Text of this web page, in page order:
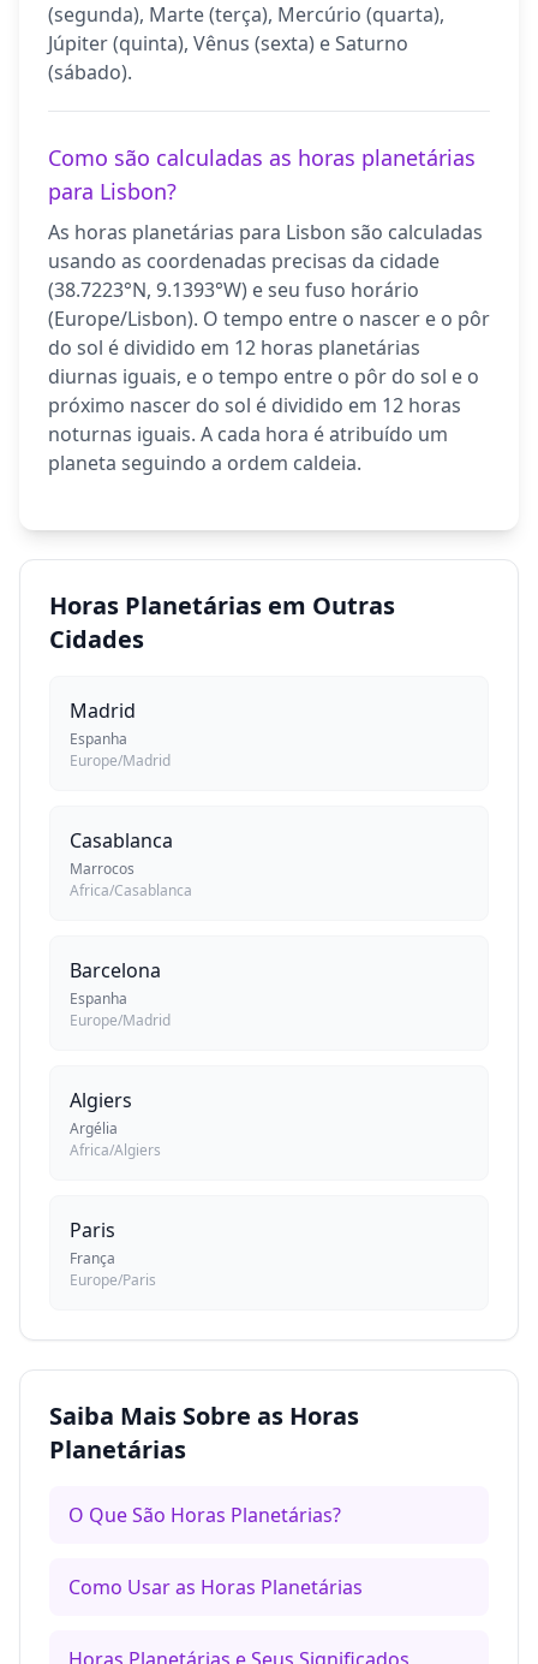
(segunda), Marte (terça), Mercúrio (quarta),
Júpiter (quinta), Vênus (sexta) e Saturno
(sábado).
Como são calculadas as horas planetárias
para Lisbon?
As horas planetárias para Lisbon são calculadas
usando as coordenadas precisas da cidade
(38.7223°N, 9.1393°W) e seu fuso horário
(Europe/Lisbon). O tempo entre o nascer e o pôr
do sol é dividido em 12 horas planetárias
diurnas iguais, e o tempo entre o pôr do sol e o
próximo nascer do sol é dividido em 12 horas
noturnas iguais. A cada hora é atribuído um
planeta seguindo a ordem caldeia.
Horas Planetárias em Outras
Cidades
Madrid
Espanha
Europe/Madrid
Casablanca
Marrocos
Africa/Casablanca
Barcelona
Espanha
Europe/Madrid
Algiers
Argélia
Africa/Algiers
Paris
França
Europe/Paris
Saiba Mais Sobre as Horas
Planetárias
O Que São Horas Planetárias?
Como Usar as Horas Planetárias